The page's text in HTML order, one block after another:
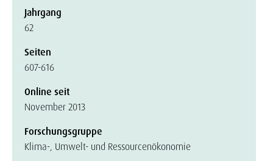
Jahrgang
62
Seiten
607-616
Online seit
November 2013
Forschungsgruppe
Klima-, Umwelt- und Ressourcenökonomie